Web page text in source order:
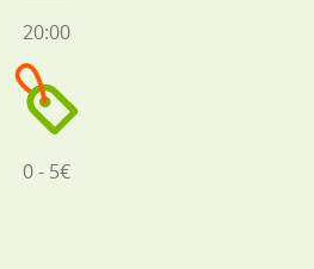
20:00
0 - 5€